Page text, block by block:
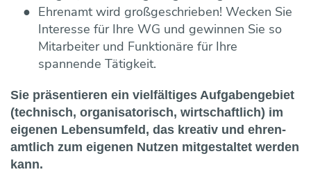
Ehrenamt wird groß­geschrieben! Wecken Sie
Interesse für Ihre WG und gewinnen Sie so
Mitarbeiter und Funktionäre für Ihre
spannende Tätig­keit.
Sie präsentieren ein vielfältiges Aufgaben­gebiet
(technisch, organisatorisch, wirtschaftlich) im
eigenen Lebens­umfeld, das kreativ und ehren­
amtlich zum eigenen Nutzen mit­gestaltet werden
kann.